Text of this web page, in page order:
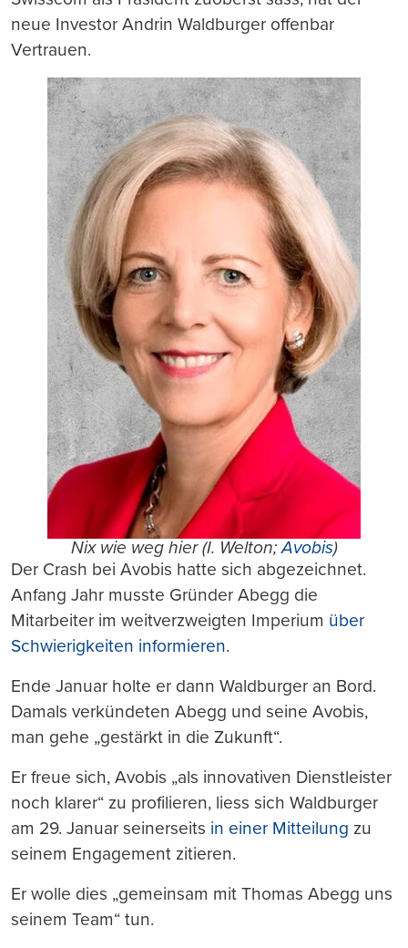
neue Investor Andrin Waldburger offenbar
Vertrauen.
Nix wie weg hier (I. Welton;Avobis)
Der Crash bei Avobis hatte sich abgezeichnet.
Anfang Jahr musste Gründer Abegg die
Mitarbeiter im weitverzweigten Imperium über
Schwierigkeiten informieren.
Ende Januar holte er dann Waldburger an Bord.
Damals verkündeten Abegg und seine Avobis,
man gehe „gestärkt in die Zukunft“.
Er freue sich, Avobis „als innovativen Dienstleister
noch klarer“ zu profilieren, liess sich Waldburger
am 29. Januar seinerseits in einer Mitteilung zu
seinem Engagement zitieren.
Er wolle dies „gemeinsam mit Thomas Abegg uns
seinem Team“ tun.